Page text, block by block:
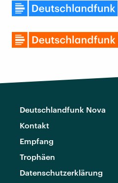
Deutschlandfunk Nova
Kontakt
Empfang
Trophäen
Datenschutzerklärung